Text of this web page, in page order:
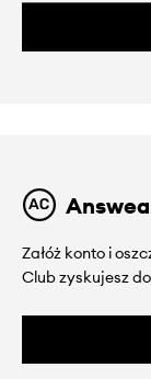
Załóż konto i
Club zyskujesz do